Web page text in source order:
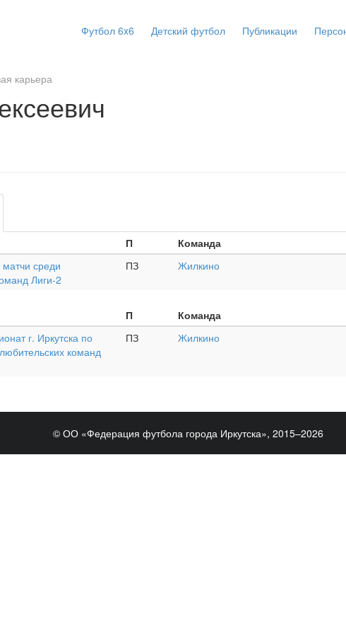
Футбол 6x6 Детский футбол Публикации
карьера
П Команда
среди
Лиги-2
ПЗ Жилкино
П Команда
г. Иркутска по
команд
ПЗ Жилкино
© ОО «Федерация футбола города Иркутска», 2015–2026